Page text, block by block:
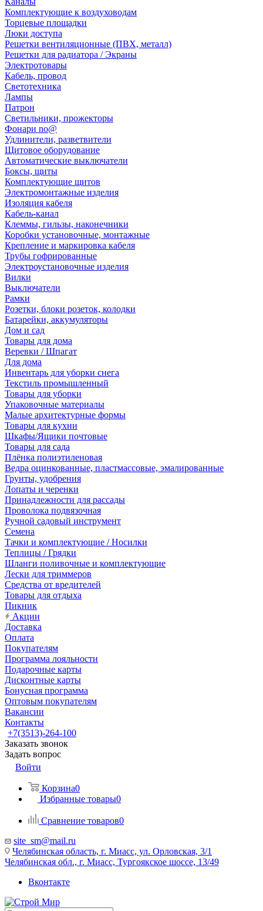
Комплектующие к воздуховодам
Торцевые площадки
Люки доступа
Решетки вентиляционные (ПВХ, металл)
Решетки для радиатора / Экраны
Электротовары
Кабель, провод
Светотехника
Лампы
Патрон
Светильники, прожекторы
Фонари no@
Удлинители, разветвители
Щитовое оборудование
Автоматические выключатели
Боксы, щиты
Комплектующие щитов
Электромонтажные изделия
Изоляция кабеля
Кабель-канал
Клеммы, гильзы, наконечники
Коробки установочные, монтажные
Крепление и маркировка кабеля
Трубы гофрированные
Электроустановочные изделия
Вилки
Выключатели
Рамки
Розетки, блоки розеток, колодки
Батарейки, аккумуляторы
Дом и сад
Товары для дома
Веревки / Шпагат
Для дома
Инвентарь для уборки снега
Текстиль промышленный
Товары для уборки
Упаковочные материалы
Малые архитектурные формы
Товары для кухни
Шкафы/Ящики почтовые
Товары для сада
Плёнка полиэтиленовая
Ведра оцинкованные, пластмассовые, эмалированные
Грунты, удобрения
Лопаты и черенки
Принадлежности для рассады
Проволока подвязочная
Ручной садовый инструмент
Семена
Тачки и комплектующие / Носилки
Теплицы / Грядки
Шланги поливочные и комплектующие
Лески для триммеров
Средства от вредителей
Товары для отдыха
Пикник
Акции
Доставка
Оплата
Покупателям
Программа лояльности
Подарочные карты
Дисконтные карты
Бонусная программа
Оптовым покупателям
Вакансии
Контакты
+7(3513)-264-100
Заказать звонок
Задать вопрос
Войти
Корзина0
Избранные товары0
Сравнение товаров0
site_sm@mail.ru
Челябинская область, г. Миасс, ул. Орловская, 3/1
Челябинская обл., г. Миасс, Тургоякское шоссе, 13/49
Вконтакте